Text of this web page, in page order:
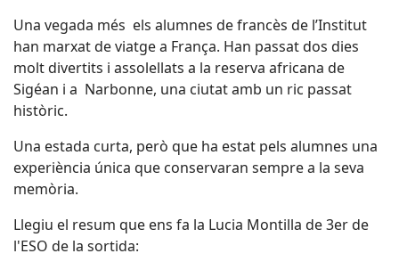
Una vegada més els alumnes de francès de l’Institut
han marxat de viatge a França. Han passat dos dies
molt divertits i assolellats a la reserva africana de
Sigéan i a Narbonne, una ciutat amb un ric passat
històric.
Una estada curta, però que ha estat pels alumnes una
experiència única que conservaran sempre a la seva
memòria.
Llegiu el resum que ens fa la Lucia Montilla de 3er de
l'ESO de la sortida: